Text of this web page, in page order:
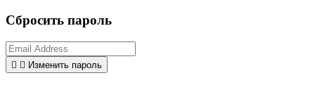
Сбросить пароль
  Изменить пароль